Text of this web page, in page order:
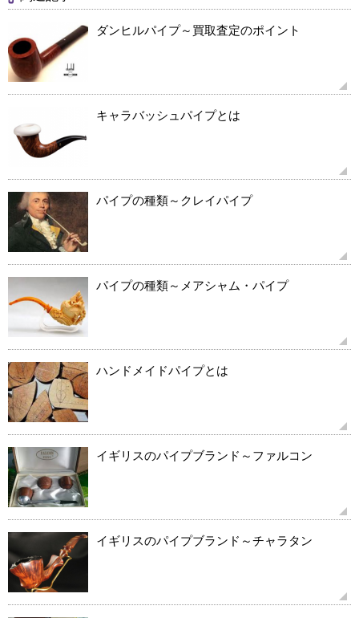
ダンヒルパイプ～買取査定のポイント
キャラバッシュパイプとは
パイプの種類～クレイパイプ
パイプの種類～メアシャム・パイプ
ハンドメイドパイプとは
イギリスのパイプブランド～ファルコン
イギリスのパイプブランド～チャラタン